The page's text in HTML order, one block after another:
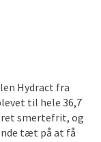
Hydract fra
til hele 36,7
smertefrit, og
tæt på at få